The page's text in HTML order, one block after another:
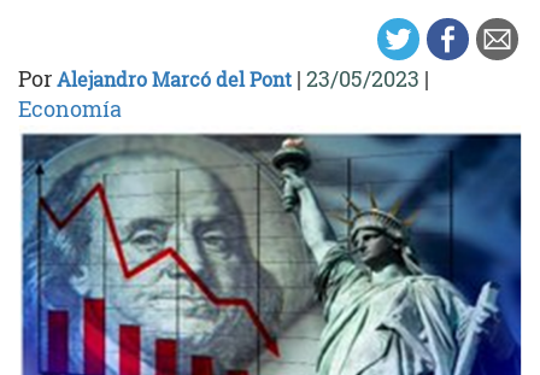
PorAlejandro Marcó del Pont | 23/05/2023 |
Economía